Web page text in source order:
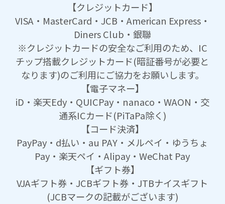
【クレジットカード】
VISA・MasterCard・JCB・American Express・
Diners Club・銀聯
※クレジットカードの安全なご利用のため、IC
チップ搭載クレジットカード(暗証番号が必要と
なります)のご利用にご協力をお願いします。
【電子マネー】
iD・楽天Edy・QUICPay・nanaco・WAON・交
通系ICカード(PiTaPa除く)
【コード決済】
PayPay・d払い・au PAY・メルペイ・ゆうちょ
Pay・楽天ペイ・Alipay・WeChat Pay
【ギフト券】
VJAギフト券・JCBギフト券・JTBナイスギフト
(JCBマークの記載がございます)